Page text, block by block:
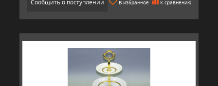
Сообщить о поступлении В избранное К сравнению